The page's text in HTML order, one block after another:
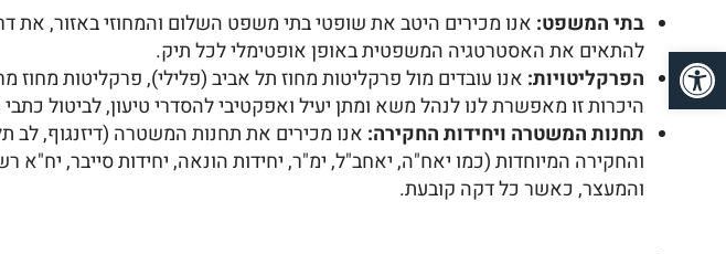
בתי המשפט: אנו מכירים היטב את שופטי בתי משפט השלום והמחוזי באזור, את
להתאים את האסטרטגיה המשפטית באופן אופטימלי לכל תיק.
הפרקליטויות: אנו עובדים מול פרקליטות מחוז תל אביב (פלילי), פרקליטות
היכרות זו מאפשרת לנו לנהל משא ומתן יעיל ואפקטיבי להסדרי טיעון, לביטול
תחנות המשטרה ויחידות החקירה: אנו מכירים את תחנות המשטרה (דיזנגוף, לב
והמעצר, כאשר כל דקה קובעת.
פתח סרגל נגישות